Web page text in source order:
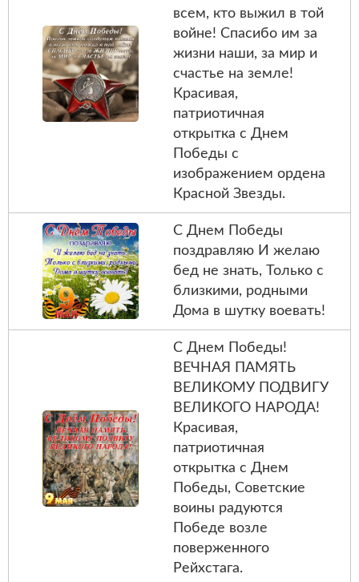
всем, кто выжил в той
войне! Спасибо им за
жизни наши, за мир и
счастье на земле!
Красивая,
патриотичная
открытка с Днем
Победы с
изображением ордена
Красной Звезды.
С Днем Победы
поздравляю И желаю
бед не знать, Только с
близкими, родными
Дома в шутку воевать!
С Днем Победы!
ВЕЧНАЯ ПАМЯТЬ
ВЕЛИКОМУ ПОДВИГУ
ВЕЛИКОГО НАРОДА!
Красивая,
патриотичная
открытка с Днем
Победы, Советские
воины радуются
Победе возле
поверженного
Рейхстага.